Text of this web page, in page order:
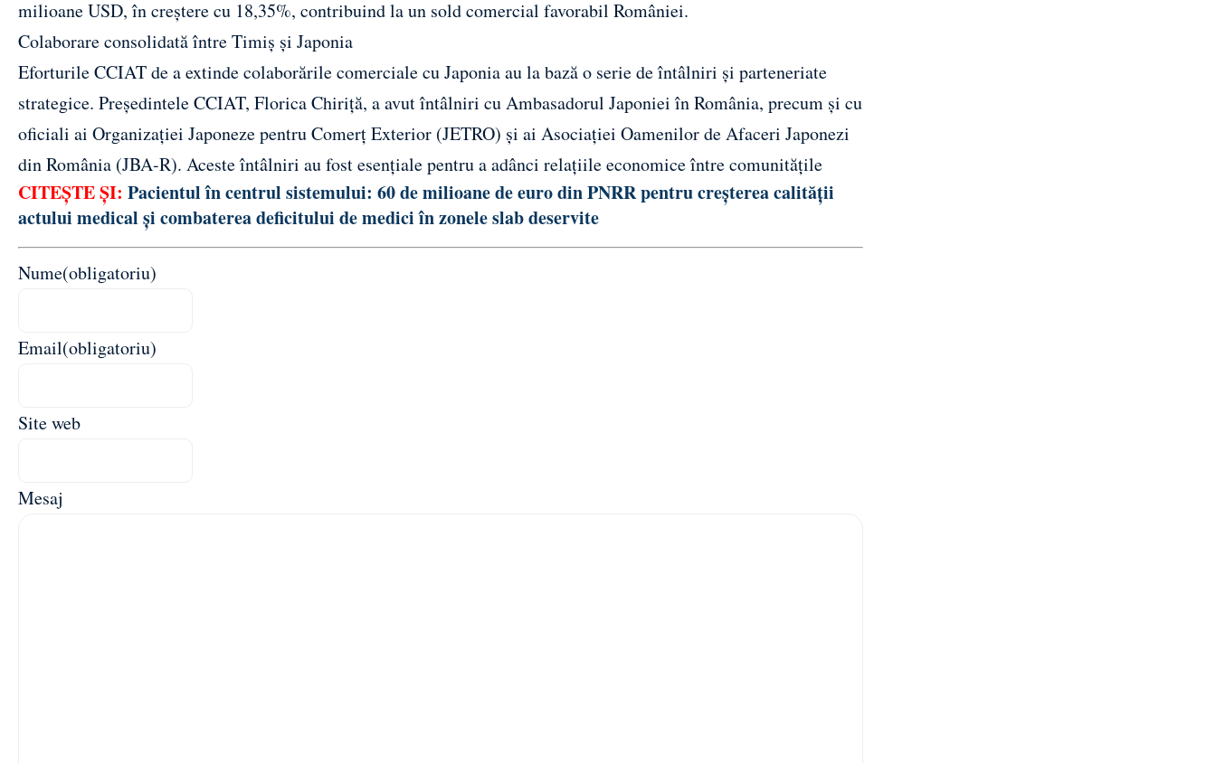
milioane USD, în creștere cu 18,35%, contribuind la un sold comercial favorabil României.
Colaborare consolidată între Timiș și Japonia
Eforturile CCIAT de a extinde colaborările comerciale cu Japonia au la bază o serie de întâlniri și parteneriate
strategice. Președintele CCIAT, Florica Chiriță, a avut întâlniri cu Ambasadorul Japoniei în România, precum și cu
oficiali ai Organizației Japoneze pentru Comerț Exterior (JETRO) și ai Asociației Oamenilor de Afaceri Japonezi
din România (JBA-R). Aceste întâlniri au fost esențiale pentru a adânci relațiile economice între comunitățile
CITEȘTE ȘI: Pacientul în centrul sistemului: 60 de milioane de euro din PNRR pentru creșterea calității
actului medical și combaterea deficitului de medici în zonele slab deservite
Nume(obligatoriu)
Email(obligatoriu)
Site web
Mesaj